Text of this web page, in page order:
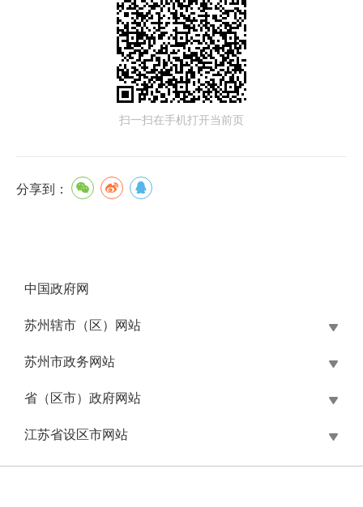
扫一扫在手机打开当前页
分享到：
中国政府网
苏州辖市（区）网站
苏州市政务网站
省（区市）政府网站
江苏省设区市网站